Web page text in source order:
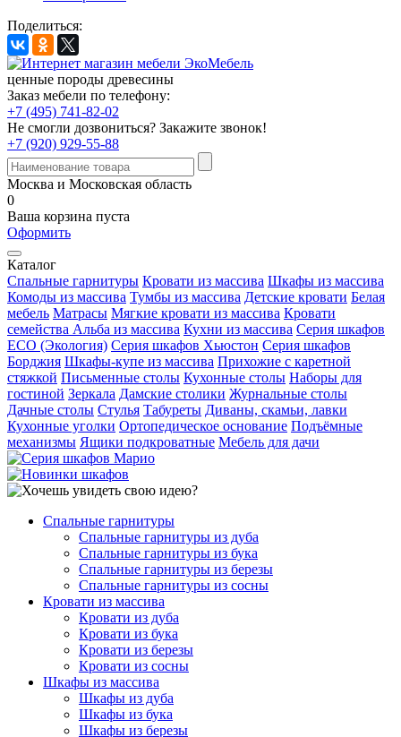
Поделиться:
ценные породы древесины
Заказ мебели по телефону:
+7 (495) 741-82-02
Не смогли дозвониться? Закажите звонок!
+7 (920) 929-55-88
Москва и Московская область
0
Ваша корзина пуста
Оформить
Каталог
Спальные гарнитуры Кровати из массива Шкафы из массива
Комоды из массива Тумбы из массива Детские кровати Белая
мебель Матрасы Мягкие кровати из массива Кровати
семейства Альба из массива Кухни из массива Серия шкафов
ECO (Экология) Серия шкафов Хьюстон Серия шкафов
Борджия Шкафы-купе из массива Прихожие с каретной
стяжкой Письменные столы Кухонные столы Наборы для
гостиной Зеркала Дамские столики Журнальные столы
Дачные столы Стулья Табуреты Диваны, скамьи, лавки
Кухонные уголки Ортопедическое основание Подъёмные
механизмы Ящики подкроватные Мебель для дачи
Спальные гарнитуры
Спальные гарнитуры из дуба
Спальные гарнитуры из бука
Спальные гарнитуры из березы
Спальные гарнитуры из сосны
Кровати из массива
Кровати из дуба
Кровати из бука
Кровати из березы
Кровати из сосны
Шкафы из массива
Шкафы из дуба
Шкафы из бука
Шкафы из березы